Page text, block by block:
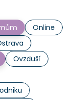
Online
Ovzduší